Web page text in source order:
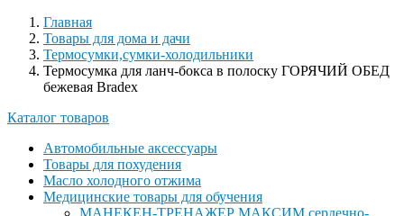
Главная
Товары для дома и дачи
Термосумки,сумки-холодильники
Термосумка для ланч-бокса в полоску ГОРЯЧИЙ ОБЕД
бежевая Bradex
Каталог товаров
Автомобильные аксессуары
Товары для похудения
Масло холодного отжима
Медицинские товары для обучения
МАНЕКЕН-ТРЕНАЖЕР МАКСИМ сердечно-